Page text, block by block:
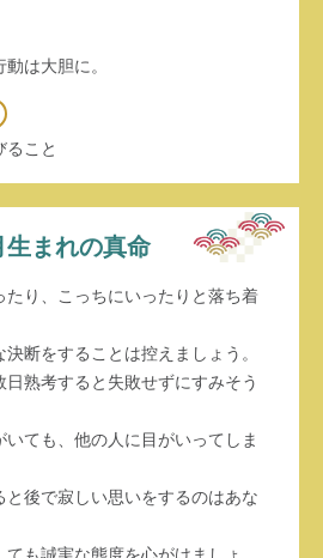
は大胆に。
ること
生まれの真命
たり、こっちにいったりと落ち着
断をすることは控えましょう。
日熟考すると失敗せずにすみそう
いても、他の人に目がいってしま
と後で寂しい思いをするのはあな